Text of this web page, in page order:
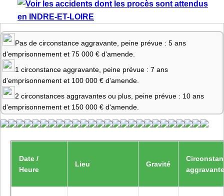
Pas de circonstance aggravante, peine prévue : 5 ans
d'emprisonnement et 75 000 € d'amende.
1 circonstance aggravante, peine prévue : 7 ans
d'emprisonnement et 100 000 € d'amende.
2 circonstances aggravantes ou plus, peine prévue : 10 ans
d'emprisonnement et 150 000 € d'amende.
Date /
Heure
Lieu Gravité